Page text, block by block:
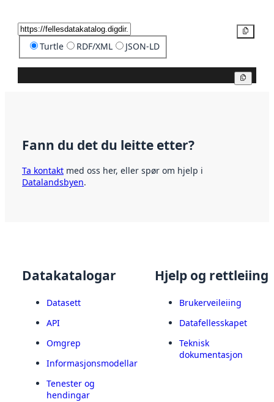
Turtle RDF/XML JSON-LD
Fann du det du leitte etter?
Ta kontakt med oss her, eller spør om hjelp i
Datalandsbyen.
Datakatalogar
Datasett
API
Omgrep
Informasjonsmodellar
Tenester og
hendingar
Hjelp og rettleiing
Brukerveileiing
Datafellesskapet
Teknisk
dokumentasjon